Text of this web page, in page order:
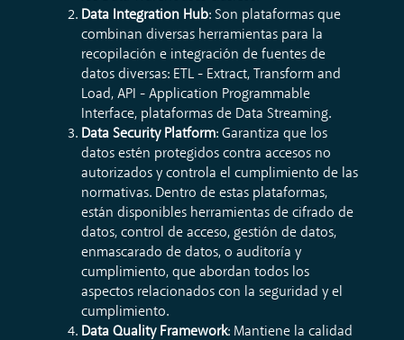
Data Integration Hub: Son plataformas que
combinan diversas herramientas para la
recopilación e integración de fuentes de
datos diversas: ETL - Extract, Transform and
Load, API - Application Programmable
Interface, plataformas de Data Streaming.
Data Security Platform: Garantiza que los
datos estén protegidos contra accesos no
autorizados y controla el cumplimiento de las
normativas. Dentro de estas plataformas,
están disponibles herramientas de cifrado de
datos, control de acceso, gestión de datos,
enmascarado de datos, o auditoría y
cumplimiento, que abordan todos los
aspectos relacionados con la seguridad y el
cumplimiento.
Data Quality Framework: Mantiene la calidad